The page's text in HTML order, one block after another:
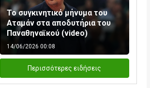
Το συγκινητικό μήνυμα του
Αταμάν στα αποδυτήρια του
Παναθηναϊκού (video)
14/06/2026 00:08
Περισσότερες ειδήσεις